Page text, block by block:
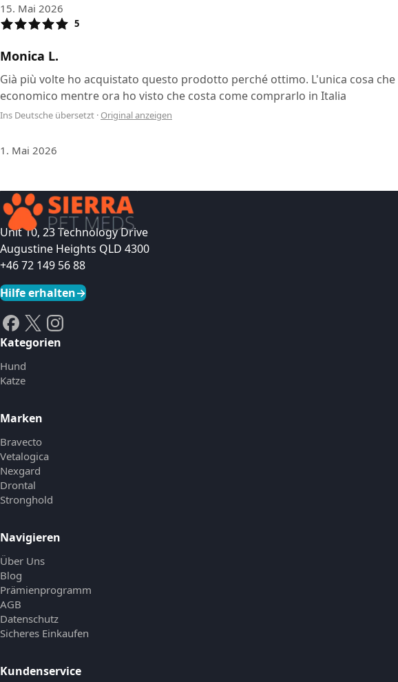
15. Mai 2026
5
Monica L.
Già più volte ho acquistato questo prodotto perché ottimo. L'unica cosa
economico mentre ora ho visto che costa come comprarlo in Italia
Ins Deutsche übersetzt · Original anzeigen
1. Mai 2026
Unit 10, 23 Technology Drive
Augustine Heights QLD 4300
+46 72 149 56 88
Hilfe erhalten→
Kategorien
Hund
Katze
Marken
Bravecto
Vetalogica
Nexgard
Drontal
Stronghold
Navigieren
Über Uns
Blog
Prämienprogramm
AGB
Datenschutz
Sicheres Einkaufen
Kundenservice